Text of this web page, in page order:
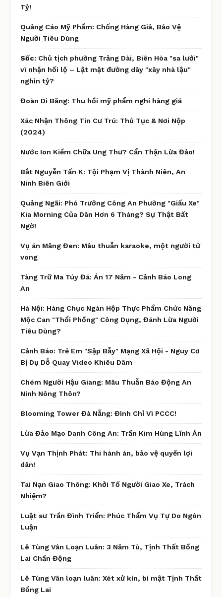
Tỷ!
Quảng Cáo Mỹ Phẩm: Chống Hàng Giả, Bảo Vệ
Người Tiêu Dùng
Sốc: Chủ tịch phường Trảng Dài, Biên Hòa "sa lưới"
vì nhận hối lộ – Lật mặt đường dây "xây nhà lậu"
nghìn tỷ?
Đoàn Di Băng: Thu hồi mỹ phẩm nghi hàng giả
Xác Nhận Thông Tin Cư Trú: Thủ Tục & Nơi Nộp
(2024)
Nước Ion Kiềm Chữa Ung Thư? Cẩn Thận Lừa Đảo!
Bắt Nguyễn Tấn K: Tội Phạm Vị Thành Niên, An
Ninh Biên Giới
Quảng Ngãi: Phó Trưởng Công An Phường "Giấu Xe"
Kia Morning Của Dân Hơn 6 Tháng? Sự Thật Bất
Ngờ!
Vụ án Măng Đen: Mâu thuẫn karaoke, một người tử
vong
Tàng Trữ Ma Túy Đá: Án 17 Năm - Cảnh Báo Long
An
Hà Nội: Hàng Chục Ngàn Hộp Thực Phẩm Chức Năng
Mộc Can "Thổi Phồng" Công Dụng, Đánh Lừa Người
Tiêu Dùng?
Cảnh Báo: Trẻ Em "Sập Bẫy" Mạng Xã Hội - Nguy Cơ
Bị Dụ Dỗ Quay Video Khiêu Dâm
Chém Người Hậu Giang: Mâu Thuẫn Báo Động An
Ninh Nông Thôn?
Blooming Tower Đà Nẵng: Đình Chỉ Vì PCCC!
Lừa Đảo Mạo Danh Công An: Trần Kim Hùng Lĩnh Án
Vụ Vạn Thịnh Phát: Thi hành án, bảo vệ quyền lợi
dân!
Tai Nạn Giao Thông: Khởi Tố Người Giao Xe, Trách
Nhiệm?
Luật sư Trần Đình Triển: Phúc Thẩm Vụ Tự Do Ngôn
Luận
Lê Tùng Vân Loạn Luân: 3 Năm Tù, Tịnh Thất Bồng
Lai Chấn Động
Lê Tùng Vân loạn luân: Xét xử kín, bí mật Tịnh Thất
Bồng Lai